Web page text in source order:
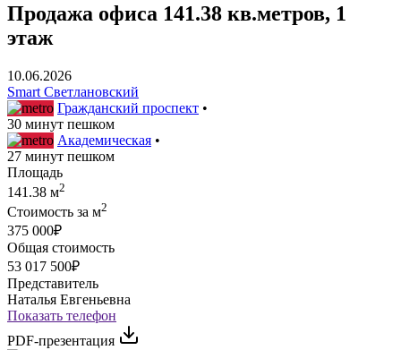
Продажа офиса 141.38 кв.метров, 1
этаж
10.06.2026
Smart Светлановский
Гражданский проспект •
30 минут пешком
Академическая •
27 минут пешком
Площадь
141.38 м2
Стоимость за м2
375 000₽
Общая стоимость
53 017 500₽
Представитель
Наталья Евгеньевна
Показать телефон
PDF-презентация